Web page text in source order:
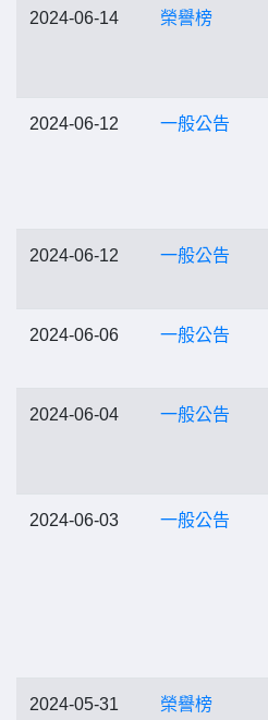
2024-06-14 榮譽榜
2024-06-12 一般公告
2024-06-12 一般公告
2024-06-06 一般公告
2024-06-04 一般公告
2024-06-03 一般公告
2024-05-31 榮譽榜